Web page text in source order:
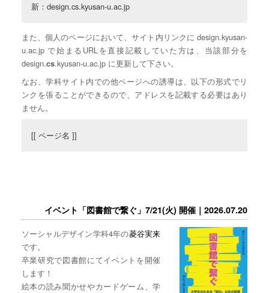
新：design.cs.kyusan-u.ac.jp
また、個人のページにおいて、サイト内リンクに design.kyusan-
u.ac.jp で始まるURLを直接記載していた方は、当該部分を
design.cs.kyusan-u.ac.jp に更新して下さい。
なお、学科サイト内での他ページへの誘導は、以下の形式でリ
ンクを張ることができるので、アドレスを記載する必要はあり
ません。
[[ ページ名 ]]
イベント「図書館で繋ぐ」7/21(火) 開催｜2026.07.20
ソーシャルデザイン学科4年の菱谷実来
です。
卒業研究で図書館にてイベントを開催
します！
絵本の読み聞かせやカードゲーム、学